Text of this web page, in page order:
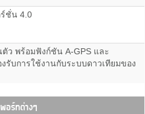
ร์ชั่น 4.0
ตัว พร้อมฟังก์ชัน A-GPS และ
งรับการใช้งานกับระบบดาวเทียมของ